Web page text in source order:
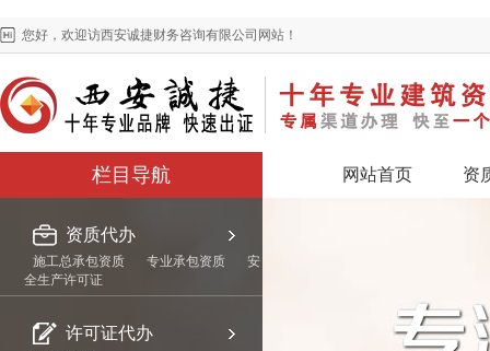
您好，欢迎访西安诚捷财务咨询有限公司网站！
栏目导航 网站首页 资
资质代办
施工总承包资质 专业承包资质
安
全生产许可证
许可证代办